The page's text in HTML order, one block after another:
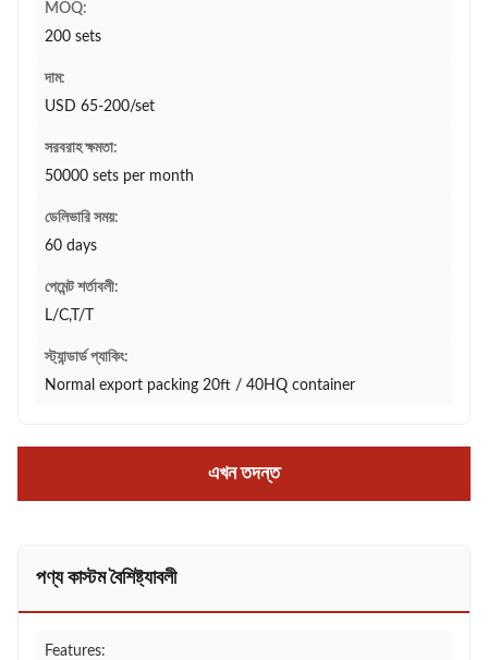
MOQ:
200 sets
দাম:
USD 65-200/set
সরবরাহ ক্ষমতা:
50000 sets per month
ডেলিভারি সময়:
60 days
পেমেন্ট শর্তাবলী:
L/C,T/T
স্ট্যান্ডার্ড প্যাকিং:
Normal export packing 20ft / 40HQ container
এখন তদন্ত
পণ্য কাস্টম বৈশিষ্ট্যাবলী
Features: